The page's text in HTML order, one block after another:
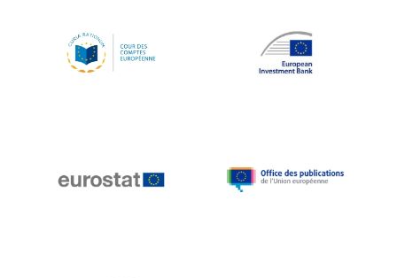
Lars Heikensten
Laura Kovesi
Manolis Mavrommatis